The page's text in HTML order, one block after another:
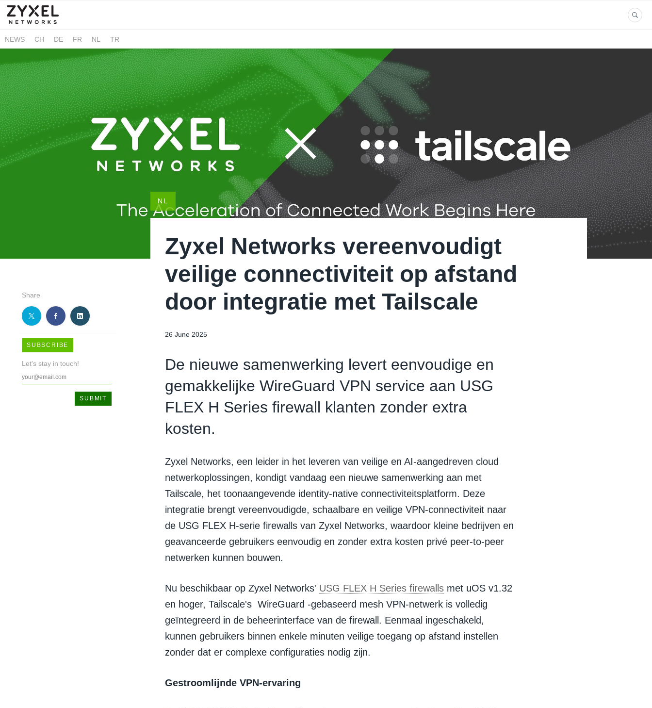
NEWS CH DE FR NL TR
Share
SUBSCRIBE
Let's stay in touch!
NL
Zyxel Networks vereenvoudigt
veilige connectiviteit op afstand
door integratie met Tailscale
26 June 2025
De nieuwe samenwerking levert eenvoudige en
gemakkelijke WireGuard VPN service aan USG
FLEX H Series firewall klanten zonder extra
kosten.
Zyxel Networks, een leider in het leveren van veilige en AI-aangedreven cloud
netwerkoplossingen, kondigt vandaag een nieuwe samenwerking aan met
Tailscale, het toonaangevende identity-native connectiviteitsplatform. Deze
integratie brengt vereenvoudigde, schaalbare en veilige VPN-connectiviteit naar
de USG FLEX H-serie firewalls van Zyxel Networks, waardoor kleine bedrijven en
geavanceerde gebruikers eenvoudig en zonder extra kosten privé peer-to-peer
netwerken kunnen bouwen.
Nu beschikbaar op Zyxel Networks' USG FLEX H Series firewalls met uOS v1.32
en hoger, Tailscale's WireGuard -gebaseerd mesh VPN-netwerk is volledig
geïntegreerd in de beheerinterface van de firewall. Eenmaal ingeschakeld,
kunnen gebruikers binnen enkele minuten veilige toegang op afstand instellen
zonder dat er complexe configuraties nodig zijn.
Gestroomlijnde VPN-ervaring